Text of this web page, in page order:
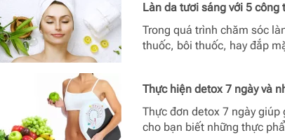
Làn da tươi sáng với 5
Trong quá trình chăm sóc
thuốc, bôi thuốc, hay đắp
Thực hiện detox 7 ngày và
Thực đơn detox 7 ngày
cho bạn biết những thực